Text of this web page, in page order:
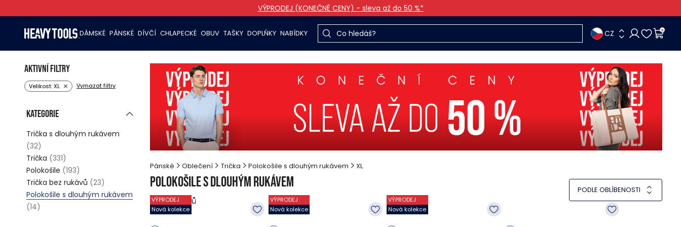
VÝPRODEJ (KONEČNÉ CENY) - sleva až do 50 %*
DÁMSKÉ PÁNSKÉ DÍVČÍ CHLAPECKÉ OBUV TAŠKY DOPLŇKY NABÍDKY CZ 0
Pánské Oblečení Trička Polokošile s dlouhým rukávem XL
Polokošile s dlouhým rukávem
10produktů
PODLE OBLÍBENOSTI
VÝPRODEJ
Nová kolekce
VÝPRODEJ
Nová kolekce
VÝPRODEJ
Nová kolekce
Aktivní filtry
Velikost: XL Vymazat filtry
Kategorie
Trička s dlouhým rukávem
(32)
Trička (331)
Polokošile (193)
Trička bez rukávů (23)
Polokošile s dlouhým rukávem
(14)